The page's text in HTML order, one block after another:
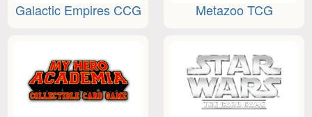
Galactic Empires CCG Metazoo TCG